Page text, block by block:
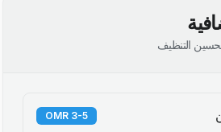
التنظيف
3-5 OMR